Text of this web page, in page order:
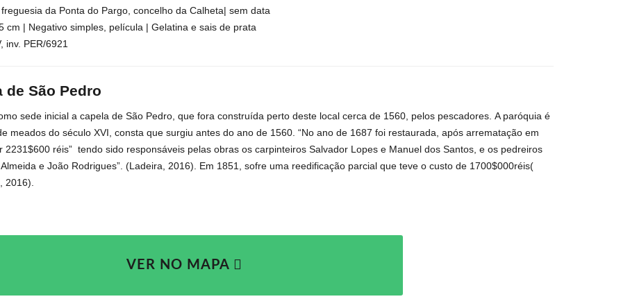
da Ponta do Pargo, concelho da Calheta| sem data
cm | Negativo simples, película | Gelatina e sais de prata
inv. PER/6921
de São Pedro
sede inicial a capela de São Pedro, que fora construída perto deste local cerca de 1560, pelos pescadores. A paróquia é
meados do século XVI, consta que surgiu antes do ano de 1560. “No ano de 1687 foi restaurada, após arrematação em
2231$600 réis” tendo sido responsáveis pelas obras os carpinteiros Salvador Lopes e Manuel dos Santos, e os pedreiros
e João Rodrigues”. (Ladeira, 2016). Em 1851, sofre uma reedificação parcial que teve o custo de 1700$000réis(
2016).
VER NO MAPA